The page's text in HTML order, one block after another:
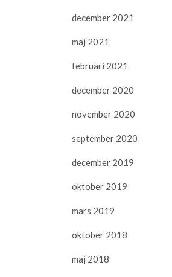
december 2021
maj 2021
februari 2021
december 2020
november 2020
september 2020
december 2019
oktober 2019
mars 2019
oktober 2018
maj 2018